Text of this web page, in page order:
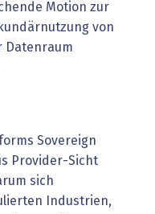
Motion zur
von
Datenraum
Sovereign
Provider-Sicht
sich
Industrien,